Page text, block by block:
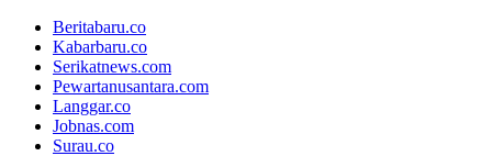
Beritabaru.co
Kabarbaru.co
Serikatnews.com
Pewartanusantara.com
Langgar.co
Jobnas.com
Surau.co